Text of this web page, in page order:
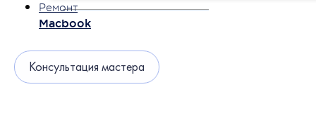
Ремонт
Macbook
Консультация мастера